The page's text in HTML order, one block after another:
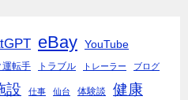
eBay YouTube
運転手 トラブル トレーラー ブログ
設 仕事 仙台 体験談 健康